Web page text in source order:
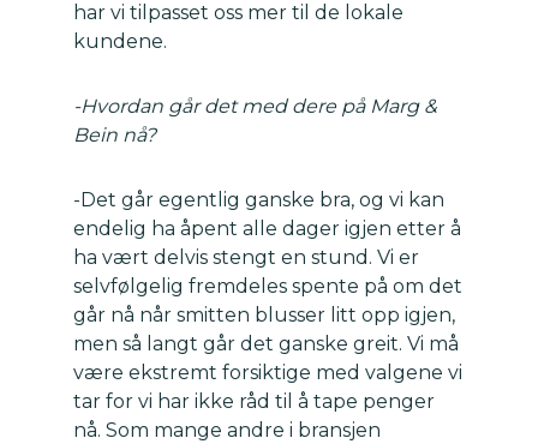
har vi tilpasset oss mer til de lokale
kundene.
-Hvordan går det med dere på Marg &
Bein nå?
-Det går egentlig ganske bra, og vi kan
endelig ha åpent alle dager igjen etter å
ha vært delvis stengt en stund. Vi er
selvfølgelig fremdeles spente på om det
går nå når smitten blusser litt opp igjen,
men så langt går det ganske greit. Vi må
være ekstremt forsiktige med valgene vi
tar for vi har ikke råd til å tape penger
nå. Som mange andre i bransjen